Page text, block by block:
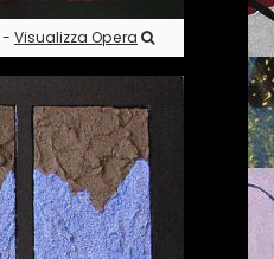
- Visualizza Opera